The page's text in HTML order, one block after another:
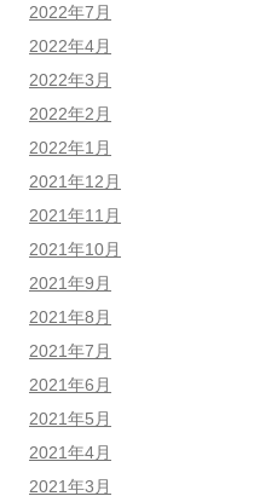
2022年7月
2022年4月
2022年3月
2022年2月
2022年1月
2021年12月
2021年11月
2021年10月
2021年9月
2021年8月
2021年7月
2021年6月
2021年5月
2021年4月
2021年3月